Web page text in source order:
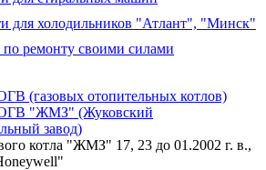
для холодильников "Атлант", "Минск"
ремонту своими силами
(газовых отопительных котлов)
"ЖМЗ" (Жуковский
завод)
котла "ЖМЗ" 17, 23 до 01.2002 г. в.,